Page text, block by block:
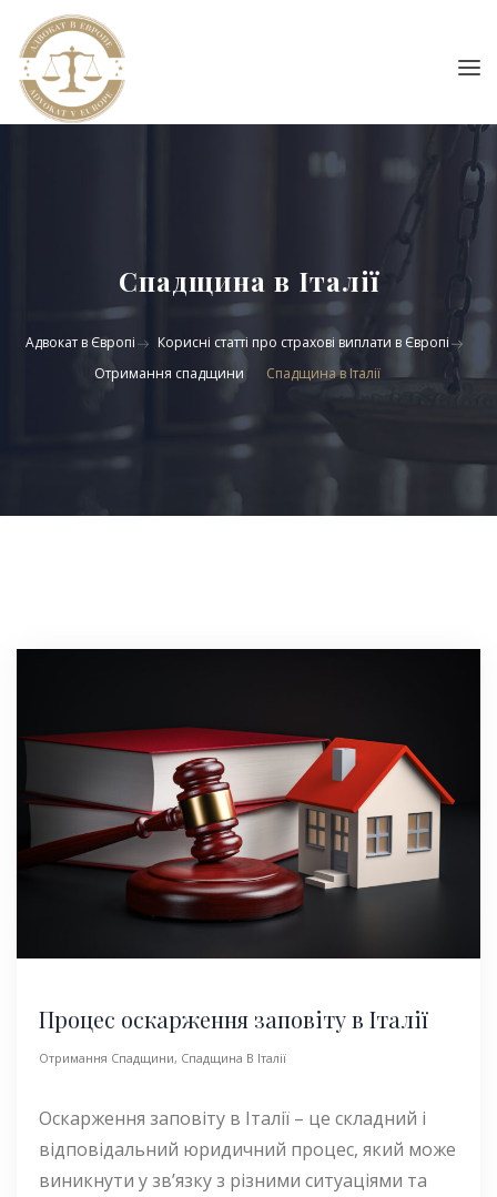
Спадщина в Італії
Адвокат в Європі
Корисні статті про страхові виплати в Європі
Отримання спадщини
Спадщина в Італії
Процес оскарження заповіту в Італії
Отримання Спадщини, Спадщина В Італії
Оскарження заповіту в Італії – це складний і
відповідальний юридичний процес, який може
виникнути у зв’язку з різними ситуаціями та